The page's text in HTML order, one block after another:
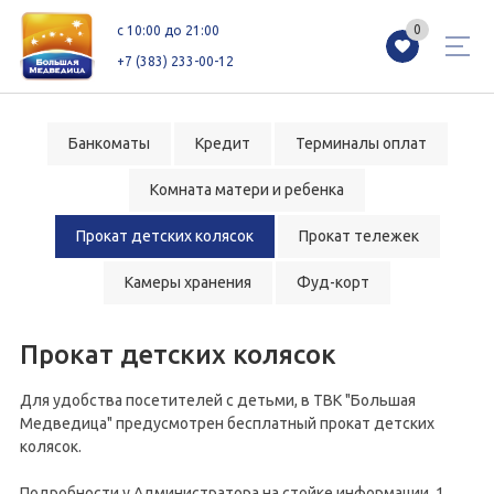
+7 (383) 233-00-12
c 10:00 до 21:00 0
Каталог
Как добраться Сервисы
+7 (383) 233-00-12
Банкоматы Кредит Терминалы оплат
Комната матери и ребенка
Прокат детских колясок Прокат тележек
Камеры хранения Фуд-корт
Прокат детских колясок
Для удобства посетителей с детьми, в ТВК "Большая
Медведица" предусмотрен бесплатный прокат детских
колясок.